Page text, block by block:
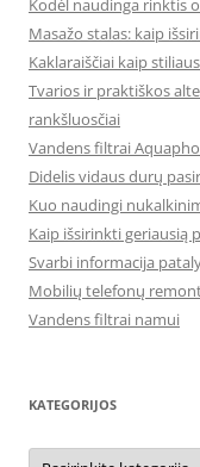
Kodėl naudinga rinktis
Masažo stalas: kaip
Kaklaraiščiai kaip
Tvarios ir praktiškos
rankšluosčiai
Vandens filtrai
Didelis vidaus durų
Kuo naudingi
Kaip išsirinkti geriausią
Svarbi informacija
Mobilių telefonų
Vandens filtrai namui
KATEGORIJOS
Kategorijos